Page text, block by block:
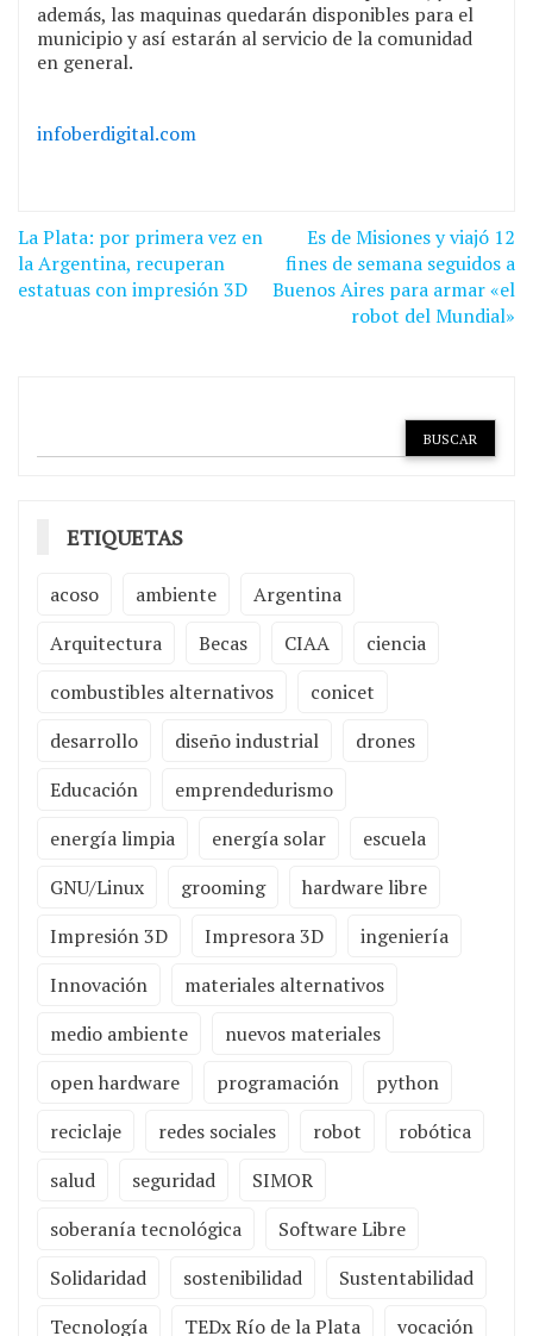
además, las maquinas quedarán disponibles para el
municipio y así estarán al servicio de la comunidad
en general.
infoberdigital.com
Navegación
de
entradas
La Plata: por primera vez en
la Argentina, recuperan
estatuas con impresión 3D
Es de Misiones y viajó 12
fines de semana seguidos a
Buenos Aires para armar «el
robot del Mundial»
ETIQUETAS
acoso ambiente
Argentina
Arquitectura
Becas CIAA
ciencia
combustibles alternativos
conicet
desarrollo
diseño industrial
drones
Educación
emprendedurismo
energía limpia
energía solar
escuela
GNU/Linux
grooming
hardware libre
Impresión 3D
Impresora 3D
ingeniería
Innovación
materiales alternativos
medio ambiente
nuevos materiales
open hardware
programación
python
reciclaje
redes sociales robot
robótica
salud
seguridad
SIMOR
soberanía tecnológica
Software Libre
Solidaridad
sostenibilidad
Sustentabilidad
Tecnología
TEDx Río de la Plata vocación